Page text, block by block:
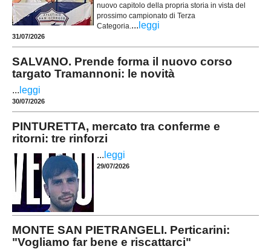
nuovo capitolo della propria storia in vista del
prossimo campionato di Terza
Categoria.... leggi
31/07/2026
SALVANO. Prende forma il nuovo corso
targato Tramannoni: le novità
... leggi
30/07/2026
PINTURETTA, mercato tra conferme e
ritorni: tre rinforzi
... leggi
29/07/2026
MONTE SAN PIETRANGELI. Perticarini:
"Vogliamo far bene e riscattarci"